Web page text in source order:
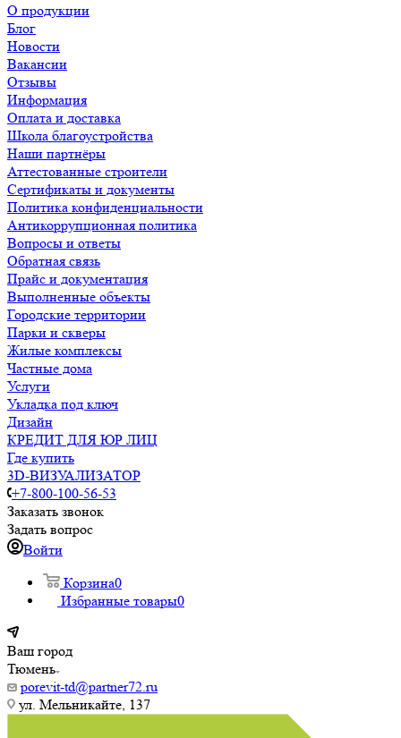
О продукции
Блог
Новости
Вакансии
Отзывы
Информация
Оплата и доставка
Школа благоустройства
Наши партнёры
Аттестованные строители
Сертификаты и документы
Политика конфиденциальности
Антикоррупционная политика
Вопросы и ответы
Обратная связь
Прайс и документация
Выполненные объекты
Городские территории
Парки и скверы
Жилые комплексы
Частные дома
Услуги
Укладка под ключ
Дизайн
КРЕДИТ ДЛЯ ЮР ЛИЦ
Где купить
3D-ВИЗУАЛИЗАТОР
+7-800-100-56-53
Заказать звонок
Задать вопрос
Войти
Корзина0
Избранные товары0
Ваш город
Тюмень
porevit-td@partner72.ru
ул. Мельникайте, 137